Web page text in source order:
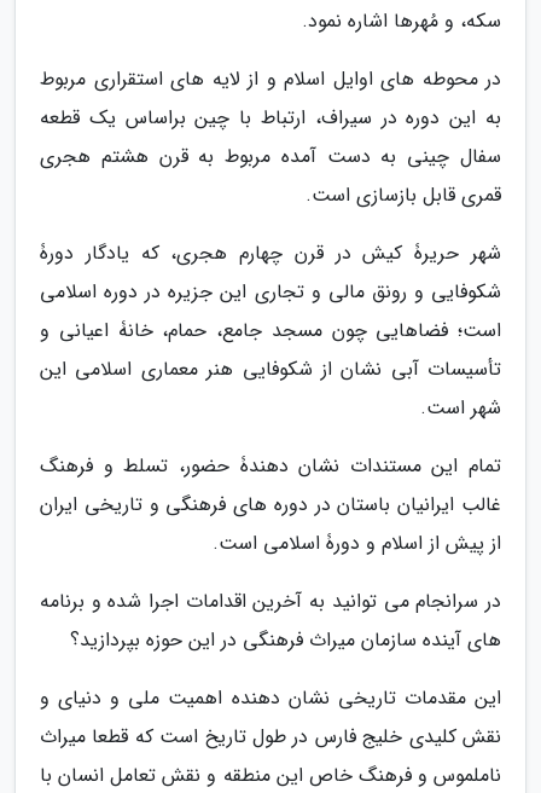
سکه، و مُهرها اشاره نمود.
در محوطه های اوایل اسلام و از لایه های استقراری مربوط
به این دوره در سیراف، ارتباط با چین براساس یک قطعه
سفال چینی به دست آمده مربوط به قرن هشتم هجری
قمری قابل بازسازی است.
شهر حریرۀ کیش در قرن چهارم هجری، که یادگار دورۀ
شکوفایی و رونق مالی و تجاری این جزیره در دوره اسلامی
است؛ فضاهایی چون مسجد جامع، حمام، خانۀ اعیانی و
تأسیسات آبی نشان از شکوفایی هنر معماری اسلامی این
شهر است.
تمام این مستندات نشان دهندۀ حضور، تسلط و فرهنگ
غالب ایرانیان باستان در دوره های فرهنگی و تاریخی ایران
از پیش از اسلام و دورۀ اسلامی است.
در سرانجام می توانید به آخرین اقدامات اجرا شده و برنامه
های آینده سازمان میراث فرهنگی در این حوزه بپردازید؟
این مقدمات تاریخی نشان دهنده اهمیت ملی و دنیای و
نقش کلیدی خلیج فارس در طول تاریخ است که قطعا میراث
ناملموس و فرهنگ خاص این منطقه و نقش تعامل انسان با